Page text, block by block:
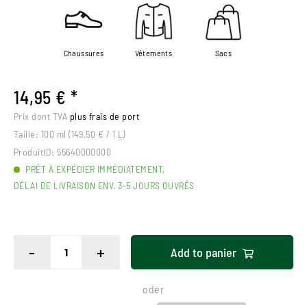
Chaussures Vêtements Sacs
14,95 € *
Prix dont TVA plus frais de port
Taille: 100 ml (149,50 € / 1 L)
ProduitID: 55640000000
PRÊT À EXPÉDIER IMMÉDIATEMENT,
DÉLAI DE LIVRAISON ENV. 3-5 JOURS OUVRÉS
- + Add to panier
oder